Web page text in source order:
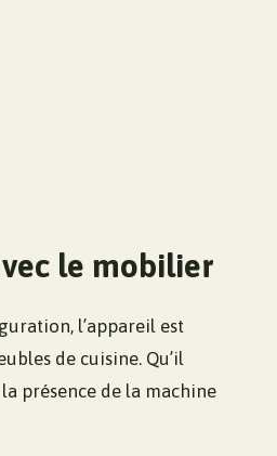
le mobilier
l’appareil est
de cuisine. Qu’il
présence de la machine